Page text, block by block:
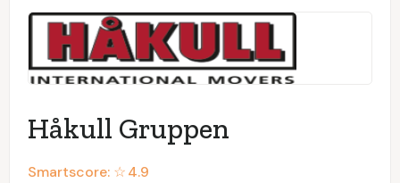
Håkull Gruppen
Smartscore: ☆4.9